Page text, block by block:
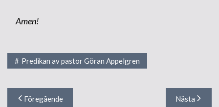
Amen!
Predikan av pastor Göran Appelgren
Inläggsnavigering
Föregående Nästa